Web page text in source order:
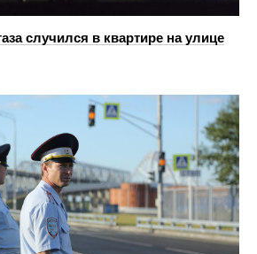
случился в квартире на улице